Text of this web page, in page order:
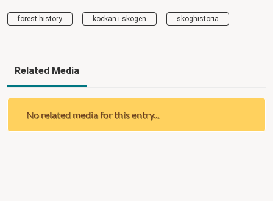
forest history kockan i skogen skoghistoria
Related Media
No related media for this entry...